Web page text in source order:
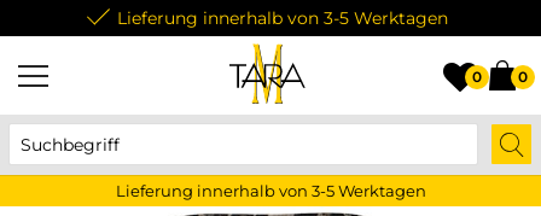
Lieferung innerhalb von 3-5 Werktagen
0 0
Lieferung innerhalb von 3-5 Werktagen